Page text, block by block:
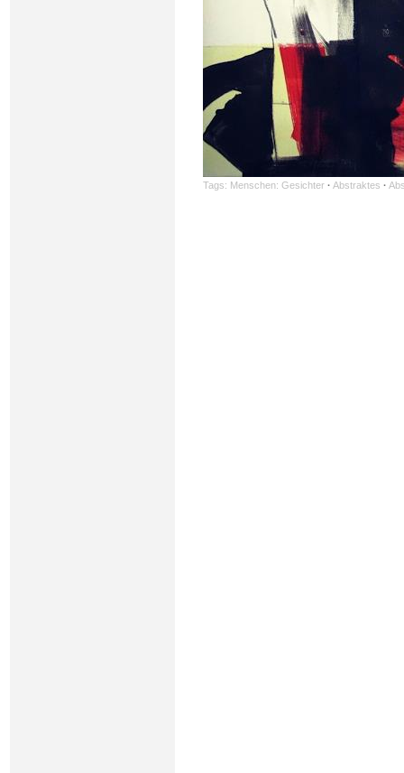
Tags: Menschen: Gesichter · Abstraktes ·